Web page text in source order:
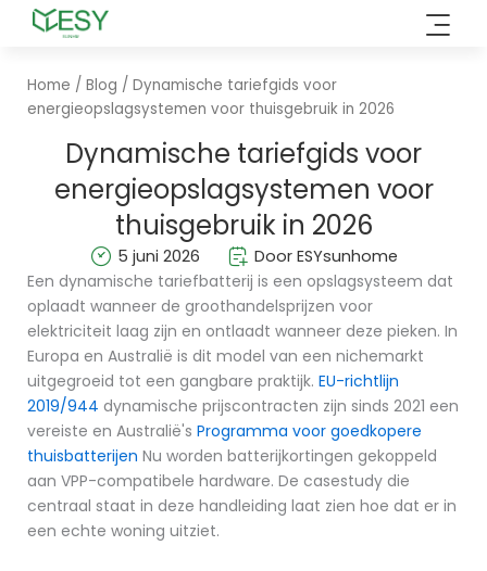
Overslaan
Home / Blog / Dynamische tariefgids voor
energieopslagsystemen voor thuisgebruik in 2026
Dynamische tariefgids voor
energieopslagsystemen voor
thuisgebruik in 2026
5 juni 2026
Door ESYsunhome
Een dynamische tariefbatterij is een opslagsysteem dat
oplaadt wanneer de groothandelsprijzen voor
elektriciteit laag zijn en ontlaadt wanneer deze pieken. In
Europa en Australië is dit model van een nichemarkt
uitgegroeid tot een gangbare praktijk. EU-richtlijn
2019/944 dynamische prijscontracten zijn sinds 2021 een
vereiste en Australië's Programma voor goedkopere
thuisbatterijen Nu worden batterijkortingen gekoppeld
aan VPP-compatibele hardware. De casestudy die
centraal staat in deze handleiding laat zien hoe dat er in
een echte woning uitziet.